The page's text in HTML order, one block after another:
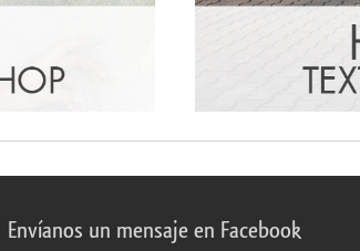
Envíanos un mensaje en Facebook